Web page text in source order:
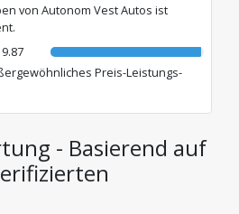
von Autonom Vest Autos ist
9.87
Preis-Leistungs-
- Basierend auf